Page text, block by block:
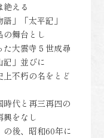
える
語」「太平記」
舞台とし
大雲寺５世成尋
」並びに
不朽の名をとど
代と再三再四の
興をなし
後、昭和60年に